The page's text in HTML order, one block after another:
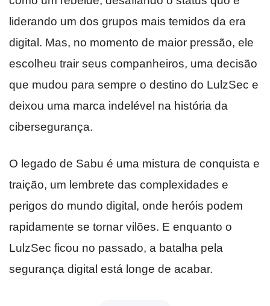
liderando um dos grupos mais temidos da era
digital. Mas, no momento de maior pressão, ele
escolheu trair seus companheiros, uma decisão
que mudou para sempre o destino do LulzSec e
deixou uma marca indelével na história da
cibersegurança.
O legado de Sabu é uma mistura de conquista e
traição, um lembrete das complexidades e
perigos do mundo digital, onde heróis podem
rapidamente se tornar vilões. E enquanto o
LulzSec ficou no passado, a batalha pela
segurança digital está longe de acabar.